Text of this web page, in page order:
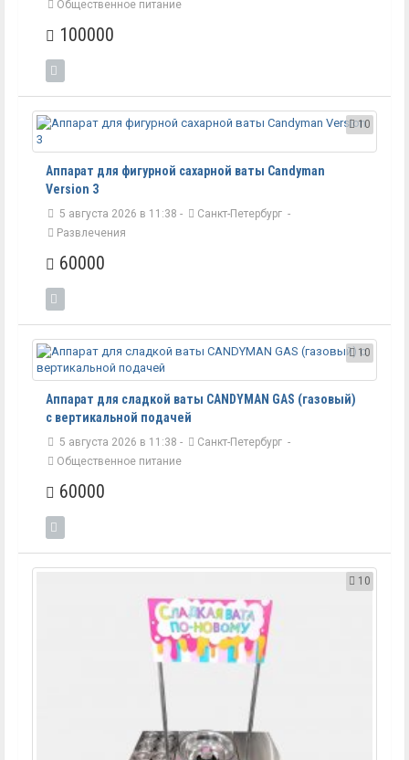
Общественное питание
100000
10
Аппарат для фигурной сахарной ваты Candyman
Version 3
5 августа 2026 в 11:38 - Санкт-Петербург -
Развлечения
60000
10
Аппарат для сладкой ваты CANDYMAN GAS (газовый)
с вертикальной подачей
5 августа 2026 в 11:38 - Санкт-Петербург -
Общественное питание
60000
10